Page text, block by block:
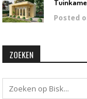
Posted
ZOEKEN